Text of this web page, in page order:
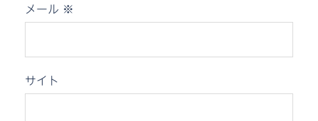
メール ※
サイト